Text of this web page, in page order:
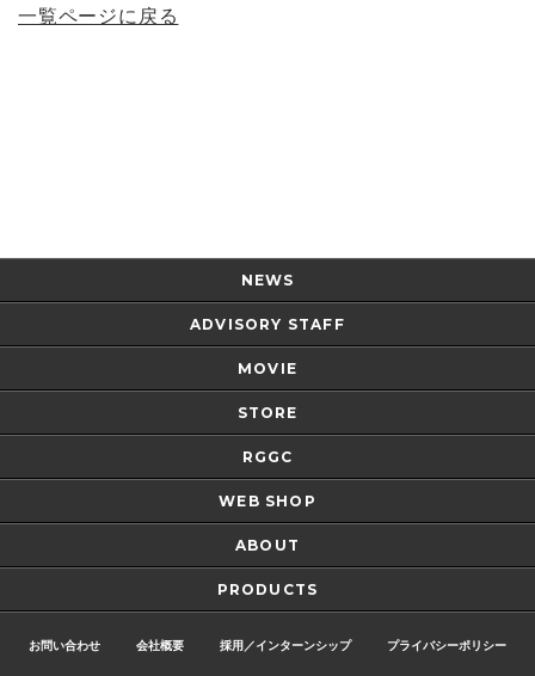
一覧ページに戻る
NEWS
ADVISORY STAFF
MOVIE
STORE
RGGC
WEB SHOP
ABOUT
PRODUCTS
お問い合わせ 会社概要 採用／インターンシップ プライバシーポリシー